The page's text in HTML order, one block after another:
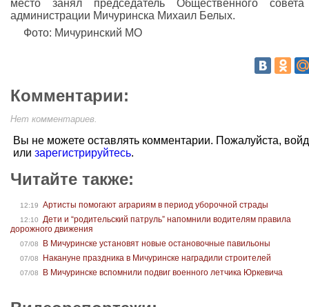
место занял председатель Общественного
администрации Мичуринска Михаил Белых.
Фото: Мичуринский МО
Комментарии:
Нет комментариев.
Вы не можете оставлять комментарии. Пожалуйста,
или зарегистрируйтесь.
Читайте также:
12:19 Артисты помогают аграриям в период уборочной страды
12:10
Дети и “родительский патруль” напомнили водителям правила
дорожного движения
07/08 В Мичуринске установят новые остановочные павильоны
07/08 Накануне праздника в Мичуринске наградили строителей
07/08 В Мичуринске вспомнили подвиг военного летчика Юркевича